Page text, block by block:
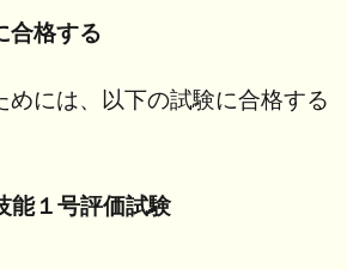
合格する
めには、以下の試験に合格する
能１号評価試験